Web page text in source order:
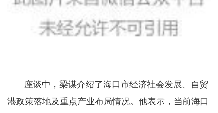
座谈中，梁谋介绍了海口市经济社会发展、自贸
港政策落地及重点产业布局情况。他表示，当前海口